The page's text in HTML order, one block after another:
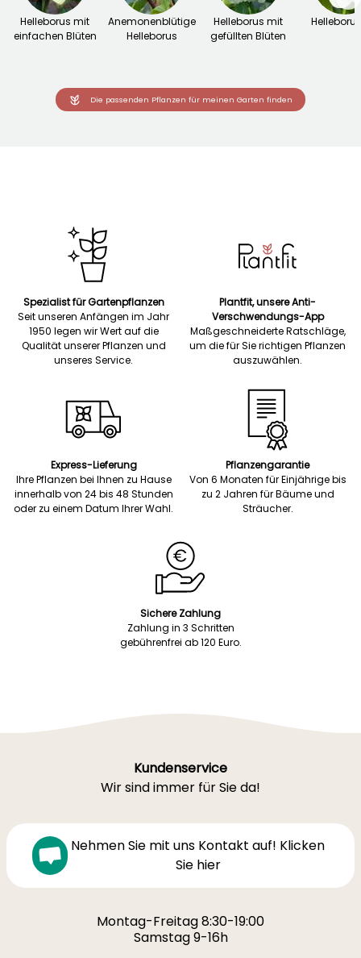
Helleborus mit
einfachen Blüten
Anemonenblütige
Helleborus
Helleborus mit
gefüllten Blüten
Die passenden Pflanzen für meinen Garten finden
Spezialist für Gartenpflanzen
Seit unseren Anfängen im Jahr
1950 legen wir Wert auf die
Qualität unserer Pflanzen und
unseres Service.
Plantfit, unsere Anti-
Verschwendungs-App
Maßgeschneiderte Ratschläge,
um die für Sie richtigen Pflanzen
auszuwählen.
Express-Lieferung
Ihre Pflanzen bei Ihnen zu Hause
innerhalb von 24 bis 48 Stunden
oder zu einem Datum Ihrer Wahl.
Pflanzengarantie
Von 6 Monaten für Einjährige bis
zu 2 Jahren für Bäume und
Sträucher.
Sichere Zahlung
Zahlung in 3 Schritten
gebührenfrei ab 120 Euro.
Kundenservice
Wir sind immer für Sie da!
Nehmen Sie mit uns Kontakt auf! Klicken
Sie hier
Montag-Freitag 8:30-19:00
Samstag 9-16h